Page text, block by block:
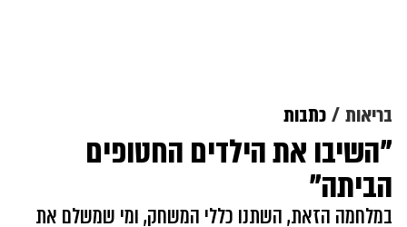
בריאות כתבות
"השיבו את הילדים החטופים
הביתה"
במלחמה הזאת, השתנו כללי המשחק, ומי שמשלם את